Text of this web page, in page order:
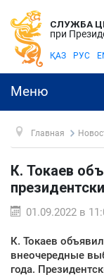
СЛУЖБА
при
ҚАЗ РУС
Меню
Главная
К. Токаев
01.09.2022 в
К. Токаев
внеочередные
года.